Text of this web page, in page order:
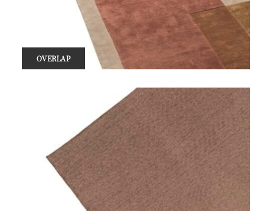
OVERLAP